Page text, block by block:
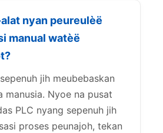
nyan peureulèë
manual watèë
jih meubebaskan
manusia. Nyoe na pusat
PLC nyang sepenuh jih
proses peunajoh, tekan